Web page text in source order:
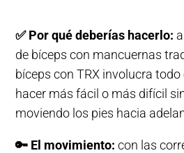
✅Por qué deberías hacerlo:
de bíceps con mancuernas
bíceps con TRX involucra todo
hacer más fácil o más difícil
moviendo los pies hacia
🔑 El movimiento: con las